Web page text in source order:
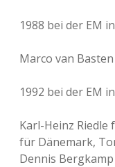
1988 bei der EM
Marco van
1992 bei der EM
Karl-Heinz
für Dänemark,
Dennis